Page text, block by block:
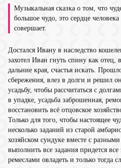
Музыкальная сказка о том, что
большое чудо, это сердце
совершает.
Достался Ивану в наследство
захотел Иван гнуть спину как отец,
дальние края, счастья искать.
сбережения, влез в долги и решил
усадьбу, чтобы рассчитаться с
в упадке, усадьба заброшенная,
восстановить всё отцовское
Только для того, чтобы настоящее
несколько заданий из старой
хозяйском сундуке вместе с
выполнить все задания придется
ремеслами овладеть и только тогда